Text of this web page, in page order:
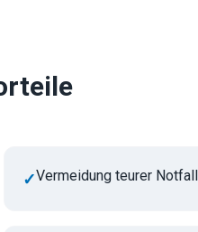
✓Vermeidung teurer